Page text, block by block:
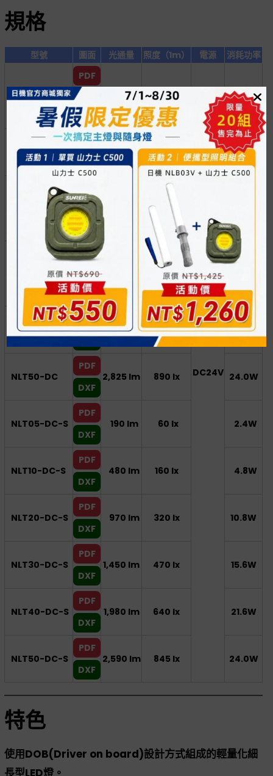
規格
型號 圖面 光通量 照度（1m） 電源 消耗功率
NLT05-DC
PDF
DXF
210 lm 70 lx
DC24V
2.4W
NLT10-DC
PDF
DXF
530 lm 170 lx 4.8W
NLT20-DC
DXF
320 lx
NLT30-DC
PDF
DXF
480 lx
NLT40-DC
PDF
DXF
2,100 lm 660 lx 21.6W
NLT50-DC
PDF
DXF
2,825 lm 890 lx 24.0W
NLT05-DC-S
PDF
DXF
190 lm 60 lx 2.4W
NLT10-DC-S
PDF
DXF
480 lm 160 lx 4.8W
NLT20-DC-S
PDF
DXF
970 lm 320 lx 10.8W
NLT30-DC-S
PDF
DXF
1,450 lm 470 lx 15.6W
NLT40-DC-S
PDF
DXF
1,980 lm 640 lx 21.6W
NLT50-DC-S
PDF
DXF
2,590 lm 845 lx 24.0W
特色
使用DOB(Driver on board)設計方式組成的輕量化細
長型LED燈。